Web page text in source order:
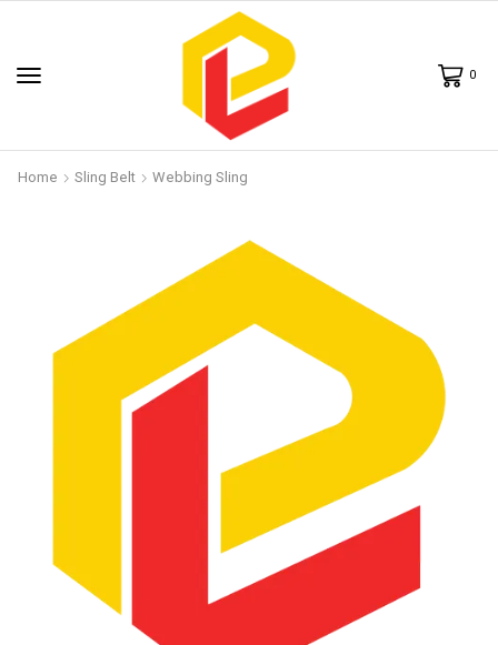
0
Home Sling Belt Webbing Sling